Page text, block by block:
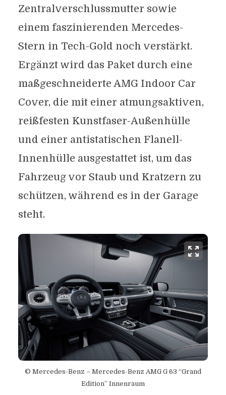
Zentralverschlussmutter sowie
einem faszinierenden Mercedes-
Stern in Tech-Gold noch verstärkt.
Ergänzt wird das Paket durch eine
maßgeschneiderte AMG Indoor Car
Cover, die mit einer atmungsaktiven,
reißfesten Kunstfaser-Außenhülle
und einer antistatischen Flanell-
Innenhülle ausgestattet ist, um das
Fahrzeug vor Staub und Kratzern zu
schützen, während es in der Garage
steht.
© Mercedes-Benz – Mercedes-Benz AMG G 63 “Grand
Edition” Innenraum